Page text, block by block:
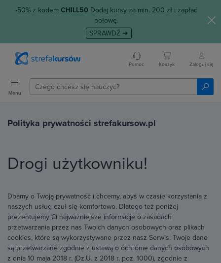
-50% z kodem CHILL50 Dodaj kursy za min. 200 zł i zapłać
połowę.
SPRAWDŹ ➜
Pomoc Koszyk Zaloguj się
Menu
Polityka prywatności strefakursow.pl
Drogi użytkowniku!
Dbamy o Twoją prywatność i chcemy, abyś w czasie korzystania z
naszych usług czuł się komfortowo. Dlatego też poniżej
prezentujemy Ci najważniejsze informacje o zasadach
przetwarzania przez nas Twoich danych osobowych oraz plikach
cookies, które są wykorzystywane przez nasz Serwis. Twoje dane
są przetwarzane zgodnie z ustawą o ochronie danych osobowych
z dnia 10 maja 2018 r. (Dz.U. z 2018 r. poz. 1000), zgodnie z